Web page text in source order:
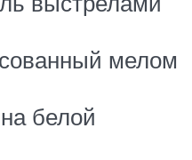
мелом
белой